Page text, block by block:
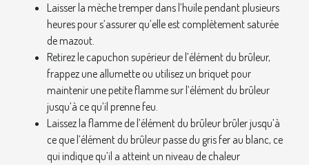
Laisser la mèche tremper dans l’huile pendant plusieurs
heures pour s’assurer qu’elle est complètement saturée
de mazout.
Retirez le capuchon supérieur de l’élément du brûleur,
frappez une allumette ou utilisez un briquet pour
maintenir une petite flamme sur l’élément du brûleur
jusqu’à ce qu’il prenne feu.
Laissez la flamme de l’élément du brûleur brûler jusqu’à
ce que l’élément du brûleur passe du gris fer au blanc, ce
qui indique qu’il a atteint un niveau de chaleur